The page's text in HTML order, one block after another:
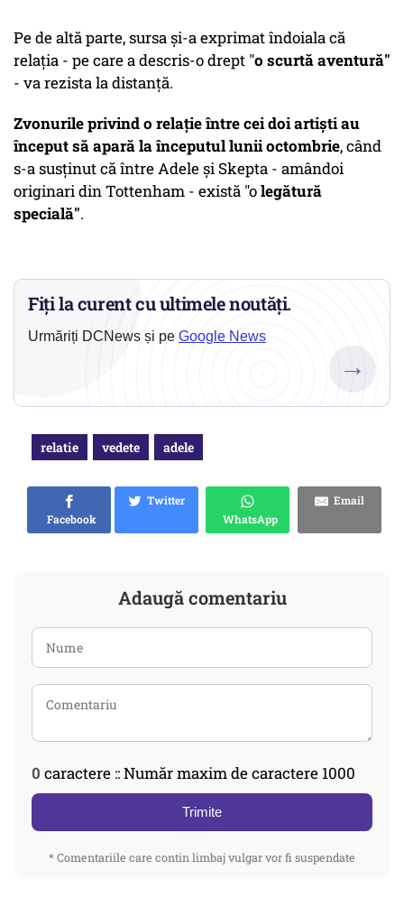
Pe de altă parte, sursa şi-a exprimat îndoiala că
relaţia - pe care a descris-o drept "o scurtă aventură"
- va rezista la distanţă.
Zvonurile privind o relaţie între cei doi artişti au
început să apară la începutul lunii octombrie, când
s-a susţinut că între Adele şi Skepta - amândoi
originari din Tottenham - există "olegătură
specială".
Fiți la curent cu ultimele noutăți.
Urmăriți DCNews și pe Google News
→
relatie vedete adele
Facebook
Twitter
WhatsApp
Email
Adaugă comentariu
0 caractere :: Număr maxim de caractere 1000
Trimite
* Comentariile care contin limbaj vulgar vor fi suspendate